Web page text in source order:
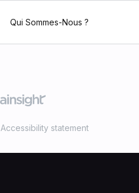
Qui Sommes-Nous ?
Accessibility statement